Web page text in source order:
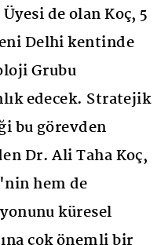
de olan Koç, 5
Delhi kentinde
Grubu
edecek. Stratejik
bu görevden
Dr. Ali Taha Koç,
hem de
küresel